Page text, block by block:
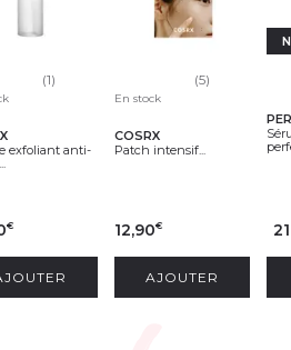
(1)
exfoliant anti-
€
(5)
En stock
COSRX
Patch intensif...
12,90€
AJOUTER